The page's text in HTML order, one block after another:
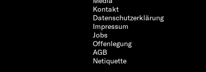
Kontakt
Datenschutzerklärung
Impressum
Jobs
Offenlegung
AGB
Netiquette